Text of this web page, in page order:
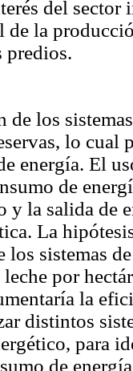
del
de la
predios.
los
lo cual
energía. El
de
y la salida de
La
los sistemas
por
la
distintos
para
de